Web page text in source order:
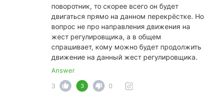
поворотник, то скорее всего он будет
двигаться прямо на данном перекрёстке. Но
вопрос не про направления движения на
жест регулировщика, а в общем
спрашивает, кому можно будет продолжить
движение на данный жест регулировщика.
Answer
3
3 0